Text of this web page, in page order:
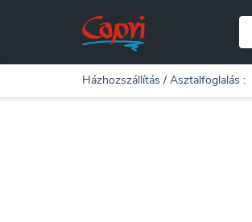
Házhozszállítás / Asztalfoglalás :